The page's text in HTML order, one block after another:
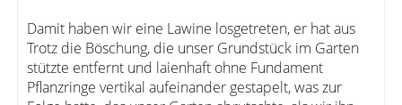
Damit haben wir eine Lawine losgetreten, er hat aus
Trotz die Böschung, die unser Grundstück im Garten
stützte entfernt und laienhaft ohne Fundament
Pflanzringe vertikal aufeinander gestapelt, was zur